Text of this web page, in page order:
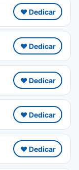
❤️ Dedicar
❤️ Dedicar
❤️ Dedicar
❤️ Dedicar
❤️ Dedicar